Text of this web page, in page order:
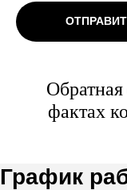
фактах
График